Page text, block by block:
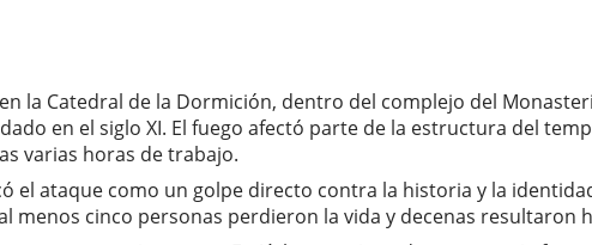
la Catedral de la Dormición, dentro del complejo del
en el siglo XI. El fuego afectó parte de la estructura del
varias horas de trabajo.
el ataque como un golpe directo contra la historia y la
menos cinco personas perdieron la vida y decenas resultaron